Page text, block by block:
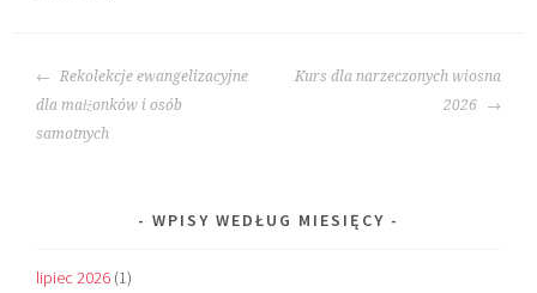
POST
NAVIGATION
Rekolekcje ewangelizacyjne
dla małżonków i osób
samotnych
Kurs dla narzeczonych wiosna
2026
WPISY WEDŁUG MIESIĘCY
lipiec 2026 (1)